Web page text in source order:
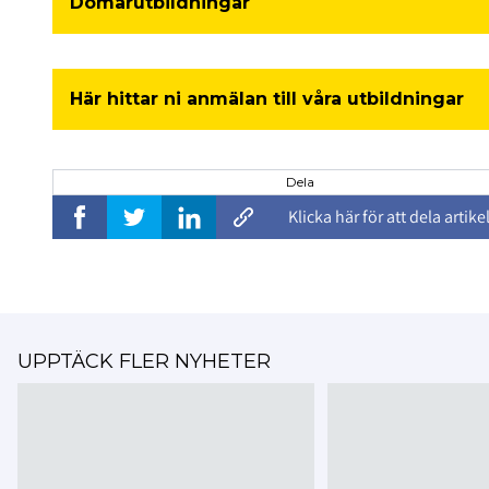
Här hittar ni anmälan till våra utbildningar
Dela
Klicka här för att dela
UPPTÄCK FLER NYHETER